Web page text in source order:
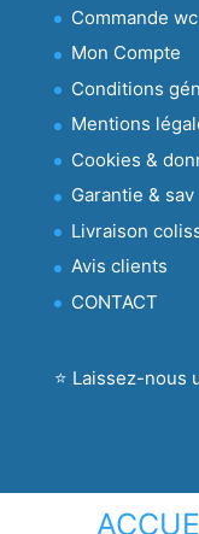
Commande
Mon Compte
Conditions
Mentions
Cookies &
Garantie & sav
Livraison
Avis clients
CONTACT
⭐ Laissez-nous